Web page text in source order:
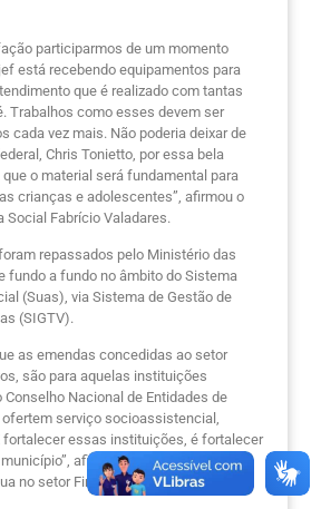
participarmos de um momento
está recebendo equipamentos para
que é realizado com tantas
Trabalhos como esses devem ser
cada vez mais. Não poderia deixar de
Chris Tonietto, por essa bela
o material será fundamental para
crianças e adolescentes”, afirmou o
Fabrício Valadares.
repassados pelo Ministério das
fundo a fundo no âmbito do Sistema
(Suas), via Sistema de Gestão de
(SIGTV).
as emendas concedidas ao setor
são para aquelas instituições
Nacional de Entidades de
serviço socioassistencial,
essas instituições, é fortalecer
afirmou a assistente social,
no setor Financeiro e de Convênios.